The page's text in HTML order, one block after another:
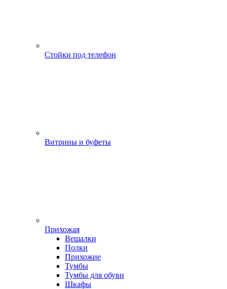
Стойки под телефон
Витрины и буфеты
Прихожая
Вешалки
Полки
Прихожие
Тумбы
Тумбы для обуви
Шкафы